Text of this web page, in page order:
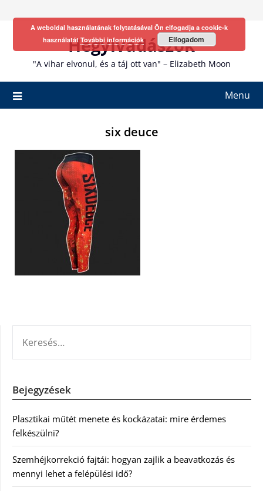
Hegyivadászok
"A vihar elvonul, és a táj ott van" – Elizabeth Moon
Menu
six deuce
Bejegyzések
Plasztikai műtét menete és kockázatai: mire érdemes
felkészülni?
Szemhéjkorrekció fajtái: hogyan zajlik a beavatkozás és
mennyi lehet a felépülési idő?
A weboldal használatának folytatásával Ön elfogadja a cookie-k
használatátTovábbi információk Elfogadom